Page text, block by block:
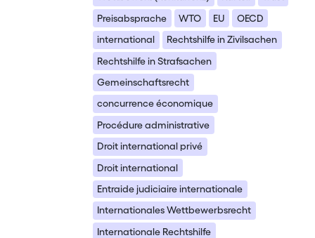
Preisabsprache
WTO EU
OECD
international
Rechtshilfe in Zivilsachen
Rechtshilfe in Strafsachen
Gemeinschaftsrecht
concurrence économique
Procédure administrative
Droit international privé
Droit international
Entraide judiciaire internationale
Internationales Wettbewerbsrecht
Internationale Rechtshilfe